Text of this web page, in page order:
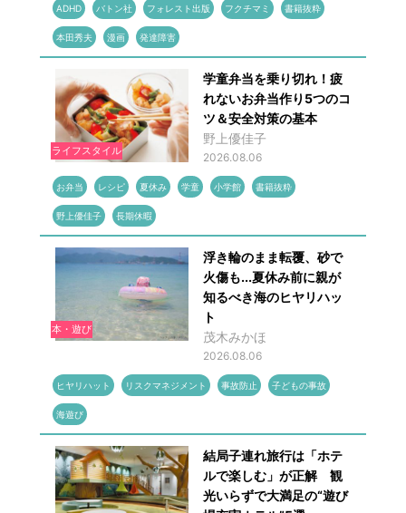
ADHD バトン社 フォレスト出版 フクチマミ 書籍抜粋
本田秀夫 漫画 発達障害
ライフスタイル
学童弁当を乗り切れ！疲
れないお弁当作り5つのコ
ツ＆安全対策の基本
野上優佳子
2026.08.06
お弁当 レシピ 夏休み 学童 小学館 書籍抜粋
野上優佳子 長期休暇
本・遊び
浮き輪のまま転覆、砂で
火傷も...夏休み前に親が
知るべき海のヒヤリハッ
ト
茂木みかほ
2026.08.06
ヒヤリハット リスクマネジメント 事故防止 子どもの事故
海遊び
結局子連れ旅行は「ホテ
ルで楽しむ」が正解 観
光いらずで大満足の“遊び